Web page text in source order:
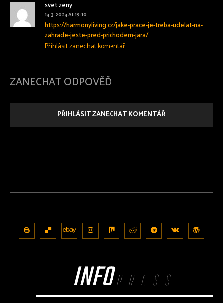
svet zeny
14.3.2024 At 19:10
https://harmonyliving.cz/jake-prace-je-treba-udelat-na-
zahrade-jeste-pred-prichodem-jara/
Přihlásit zanechat komentář
ZANECHAT ODPOVĚĎ
PŘIHLÁSIT ZANECHAT KOMENTÁŘ
INFO PRESS